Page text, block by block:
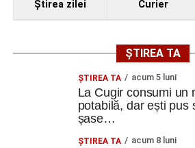
Ştirea zilei Curier
ȘTIREA TA
ȘTIREA TA acum 5 luni
La Cugir consumi un
potabilă, dar ești pus
șase…
ȘTIREA TA acum 8 luni